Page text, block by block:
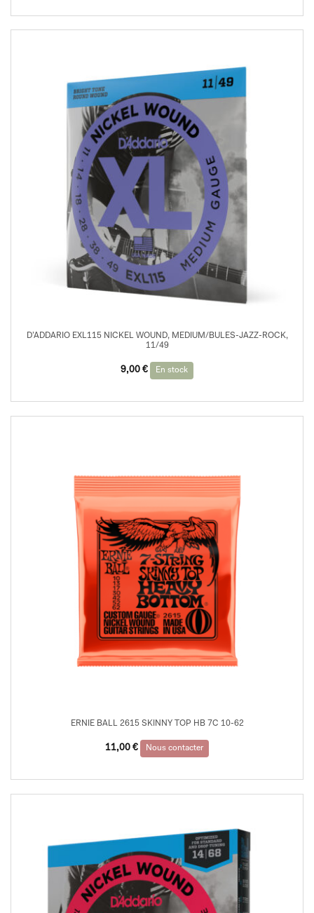
D’ADDARIO EXL115 NICKEL WOUND, MEDIUM/BULES-JAZZ-ROCK,
11/49
9,00 € En stock
ERNIE BALL 2615 SKINNY TOP HB 7C 10-62
11,00 € Nous contacter